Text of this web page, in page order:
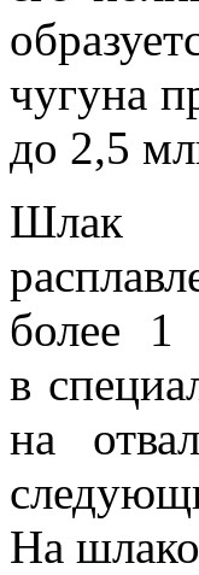
чугуна
до 2,5
Шлак
более 1
в
на
На